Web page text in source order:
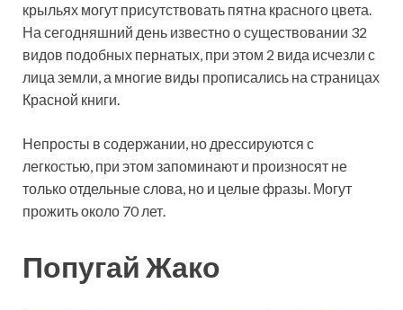
крыльях могут присутствовать пятна красного цвета.
На сегодняшний день известно о существовании 32
видов подобных пернатых, при этом 2 вида исчезли с
лица земли, а многие виды прописались на страницах
Красной книги.
Непросты в содержании, но дрессируются с
легкостью, при этом запоминают и произносят не
только отдельные слова, но и целые фразы. Могут
прожить около 70 лет.
Попугай Жако